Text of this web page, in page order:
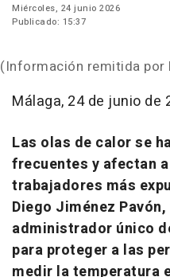
Miércoles, 24 junio 2026
Publicado: 15:37
(Información remitida por
Málaga, 24 de junio de
Las olas de calor se
frecuentes y afectan
trabajadores más
Diego Jiménez
administrador único
para proteger a las
medir la temperatura